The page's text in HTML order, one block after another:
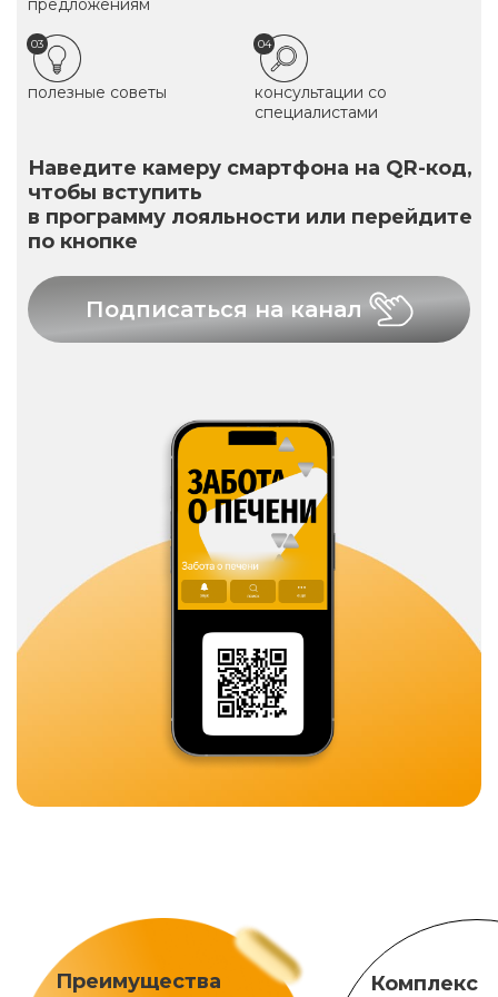
предложениям
03
полезные советы
04
консультации со
специалистами
Наведите камеру смартфона на QR-код,
чтобы вступить
в программу лояльности или перейдите
по кнопке
Подписаться на канал
Преимущества
Комплекс